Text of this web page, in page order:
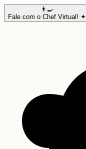
👨‍🍳
Fale com o Chef Virtual! ✦